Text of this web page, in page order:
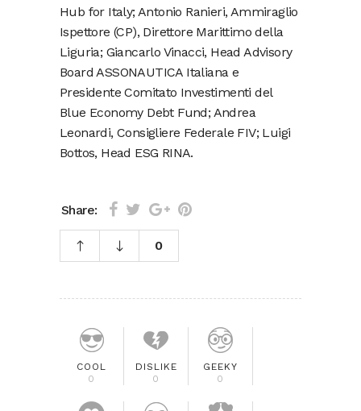
Hub for Italy; Antonio Ranieri, Ammiraglio
Ispettore (CP), Direttore Marittimo della
Liguria; Giancarlo Vinacci, Head Advisory
Board ASSONAUTICA Italiana e
Presidente Comitato Investimenti del
Blue Economy Debt Fund; Andrea
Leonardi, Consigliere Federale FIV; Luigi
Bottos, Head ESG RINA.
Share:
0
COOL
0
DISLIKE
0
GEEKY
0